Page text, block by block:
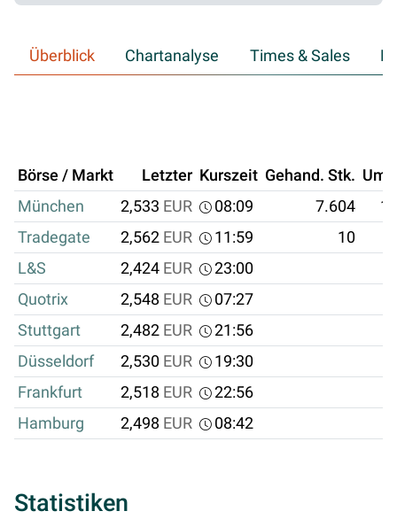
Überblick Chartanalyse Times & Sales
Börse / Markt Letzter Kurszeit Gehand. Stk.
München
2,533 EUR 08:09 7.604
Tradegate
2,562 EUR 11:59
10
L&S
2,424 EUR
23:00
Quotrix
2,548 EUR
07:27
Stuttgart
2,482 EUR
21:56
Düsseldorf
2,530 EUR
19:30
Frankfurt
2,518 EUR
22:56
Hamburg
2,498 EUR 08:42
Statistiken